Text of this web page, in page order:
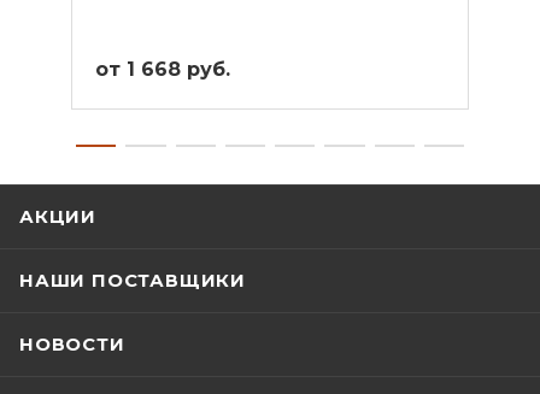
от 1 668 руб.
АКЦИИ
НАШИ ПОСТАВЩИКИ
НОВОСТИ